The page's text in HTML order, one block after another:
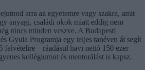
arra az egyetemre vagy szakra, amit
anyagi, családi okok miatt eddig nem
nincs minden veszve. A Budapesti
Gyula Programja egy teljes tanéven át segít
felvételire – ráadásul havi nettó 150 ezer
kollégiumot és mentorálást is kapsz.